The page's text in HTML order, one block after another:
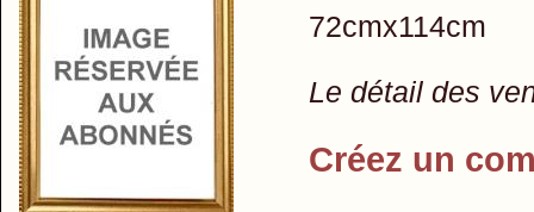
72cmx114cm
Le détail des
Créez un